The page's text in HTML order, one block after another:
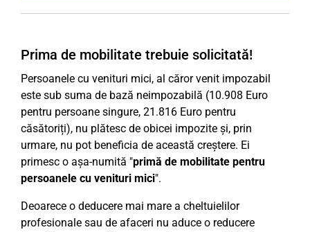
Prima de mobilitate trebuie solicitată!
Persoanele cu venituri mici, al căror venit impozabil
este sub suma de bază neimpozabilă (10.908 Euro
pentru persoane singure, 21.816 Euro pentru
căsătoriți), nu plătesc de obicei impozite și, prin
urmare, nu pot beneficia de această creștere. Ei
primesc o așa-numită "primă de mobilitate pentru
persoanele cu venituri mici".
Deoarece o deducere mai mare a cheltuielilor
profesionale sau de afaceri nu aduce o reducere